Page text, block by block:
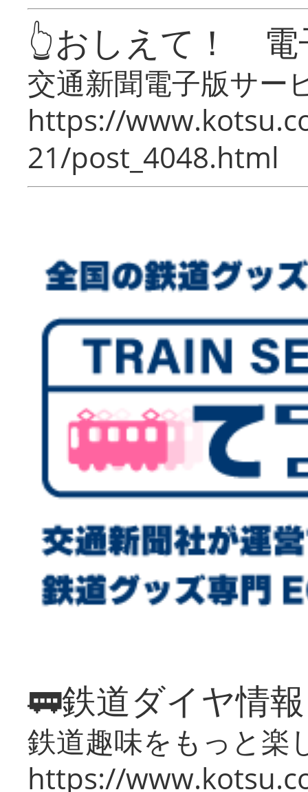
👆おしえて！ 電
交通新聞電子版サー
https://
21/post_4048.html
🚃鉄道ダイヤ情
鉄道趣味をもっと楽
https://